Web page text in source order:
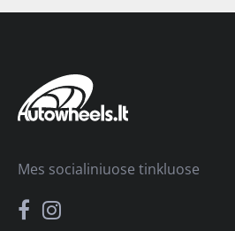
Mes socialiniuose tinkluose